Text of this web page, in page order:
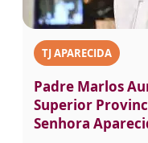
TJ APARECIDA
Padre Marlos
Superior
Senhora